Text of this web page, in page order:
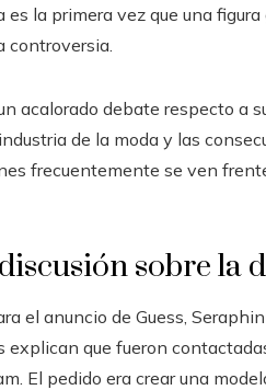
la primera vez que una
controversia.
acalorado debate respecto a
de la moda y las
frecuentemente se ven
sobre la
el anuncio de Guess,
que fueron
El pedido era crear una